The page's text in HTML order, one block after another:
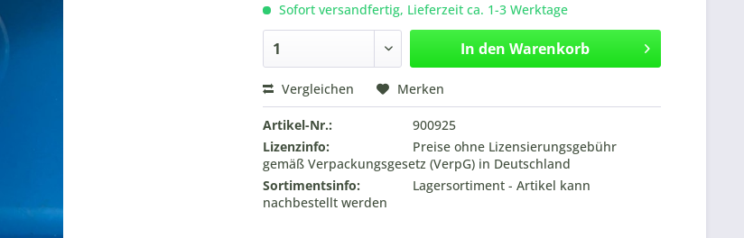
Sofort versandfertig, Lieferzeit ca. 1-3 Werktage
In den Warenkorb
Vergleichen Merken
Artikel-Nr.:
900925
Lizenzinfo:
Preise ohne Lizensierungsgebühr
gemäß Verpackungsgesetz (VerpG) in Deutschland
Sortimentsinfo:
Lagersortiment - Artikel kann
nachbestellt werden